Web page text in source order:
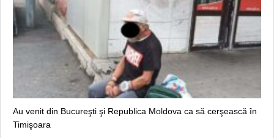
Au venit din Bucureşti şi Republica Moldova ca să cerşească în
Timişoara